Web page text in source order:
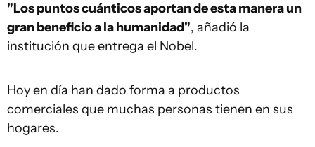
"Los puntos cuánticos aportan de esta manera un
gran beneficio a la humanidad", añadió la
institución que entrega el Nobel.
Hoy en día han dado forma a productos
comerciales que muchas personas tienen en sus
hogares.